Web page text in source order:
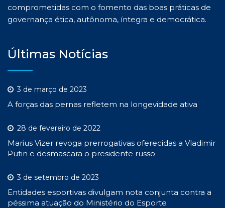
comprometidas com o fomento das boas práticas de
governança ética, autônoma, íntegra e democrática.
Últimas Notícias
3 de março de 2023
A forças das pernas refletem na longevidade ativa
28 de fevereiro de 2022
Marius Vizer revoga prerrogativas oferecidas a Vladimir
Putin e desmascara o presidente russo
3 de setembro de 2023
Entidades esportivas divulgam nota conjunta contra a
péssima atuação do Ministério do Esporte